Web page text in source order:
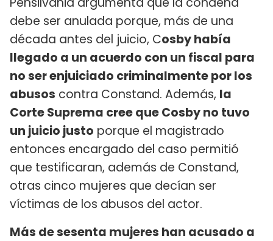
debe ser anulada porque, más de una
década antes del juicio, Cosby había
llegado a un acuerdo con un fiscal para
no ser enjuiciado criminalmente por los
abusos contra Constand. Además, la
Corte Suprema cree que Cosby no tuvo
un juicio justo porque el magistrado
entonces encargado del caso permitió
que testificaran, además de Constand,
otras cinco mujeres que decían ser
víctimas de los abusos del actor.
Más de sesenta mujeres han acusado a